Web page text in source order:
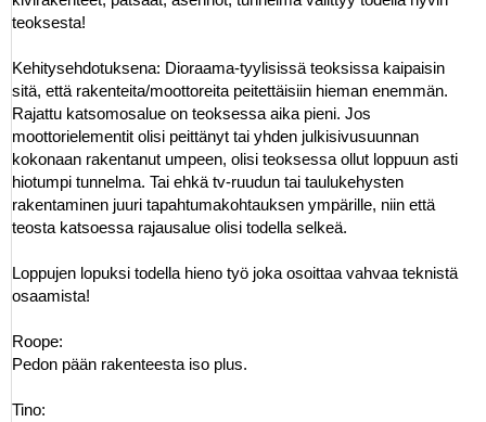
teoksesta!
Kehitysehdotuksena: Dioraama-tyylisissä teoksissa kaipaisin
sitä, että rakenteita/moottoreita peitettäisiin hieman enemmän.
Rajattu katsomosalue on teoksessa aika pieni. Jos
moottorielementit olisi peittänyt tai yhden julkisivusuunnan
kokonaan rakentanut umpeen, olisi teoksessa ollut loppuun asti
hiotumpi tunnelma. Tai ehkä tv-ruudun tai taulukehysten
rakentaminen juuri tapahtumakohtauksen ympärille, niin että
teosta katsoessa rajausalue olisi todella selkeä.
Loppujen lopuksi todella hieno työ joka osoittaa vahvaa teknistä
osaamista!
Roope:
Pedon pään rakenteesta iso plus.
Tino: